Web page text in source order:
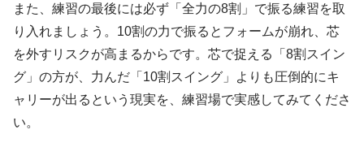
また、練習の最後には必ず「全力の8割」で振る練習を取
り入れましょう。10割の力で振るとフォームが崩れ、芯
を外すリスクが高まるからです。芯で捉える「8割スイン
グ」の方が、力んだ「10割スイング」よりも圧倒的にキ
ャリーが出るという現実を、練習場で実感してみてくださ
い。